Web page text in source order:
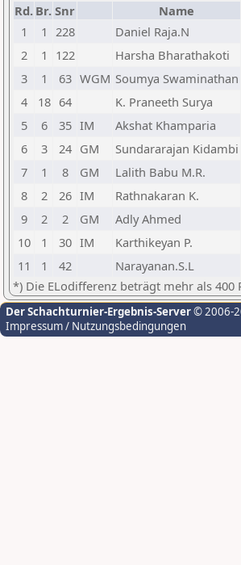
Rd. Br. Snr Name
1
1 228 Daniel Raja.N
2
1 122 Harsha Bharathakoti
3
1 63 WGM Soumya Swaminathan
4
18 64 K. Praneeth Surya
5
6 35 IM Akshat Khamparia
6
3 24 GM Sundararajan Kidambi
7
1 8 GM Lalith Babu M.R.
8
2 26 IM Rathnakaran K.
9
2 2 GM Adly Ahmed
10
1 30 IM Karthikeyan P.
11
1 42 Narayanan.S.L
*) Die ELodifferenz beträgt mehr als
Der Schachturnier-Ergebnis-Server© 2006-
Impressum / Nutzungsbedingungen